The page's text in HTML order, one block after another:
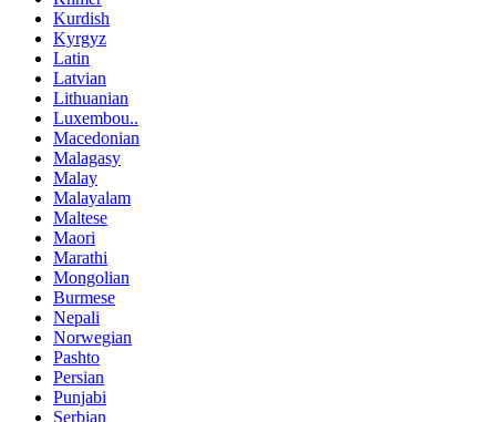
Kurdish
Kyrgyz
Latin
Latvian
Lithuanian
Luxembou..
Macedonian
Malagasy
Malay
Malayalam
Maltese
Maori
Marathi
Mongolian
Burmese
Nepali
Norwegian
Pashto
Persian
Punjabi
Serbian